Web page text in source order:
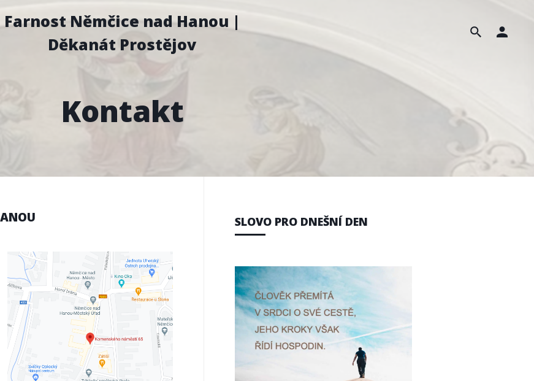
Farnost Němčice nad Hanou |
Děkanát Prostějov
Kontakt
SLOVO PRO DNEŠNÍ DEN